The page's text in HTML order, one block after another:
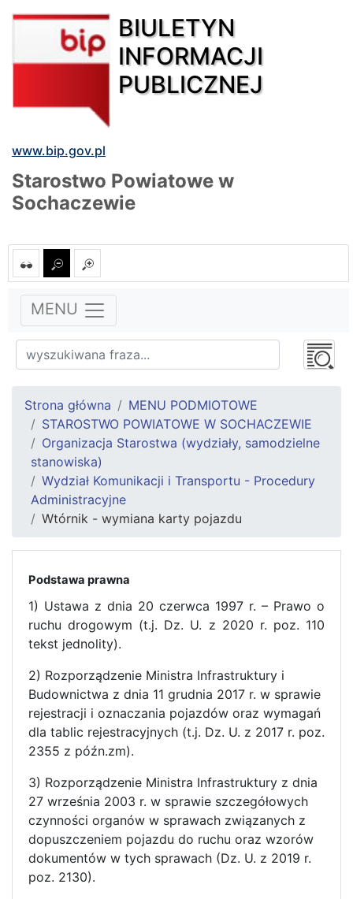
BIULETYN
INFORMACJI
PUBLICZNEJ
www.bip.gov.pl
Starostwo Powiatowe w
Sochaczewie
MENU
Strona główna
MENU PODMIOTOWE
STAROSTWO POWIATOWE W SOCHACZEWIE
Organizacja Starostwa (wydziały, samodzielne
stanowiska)
Wydział Komunikacji i Transportu - Procedury
Administracyjne
Wtórnik - wymiana karty pojazdu
Podstawa prawna
1) Ustawa z dnia 20 czerwca 1997 r. – Prawo o
ruchu drogowym (t.j. Dz. U. z 2020 r. poz. 110
tekst jednolity).
2) Rozporządzenie Ministra Infrastruktury i
Budownictwa z dnia 11 grudnia 2017 r. w sprawie
rejestracji i oznaczania pojazdów oraz wymagań
dla tablic rejestracyjnych (t.j. Dz. U. z 2017 r. poz.
2355 z późn.zm).
3) Rozporządzenie Ministra Infrastruktury z dnia
27 września 2003 r. w sprawie szczegółowych
czynności organów w sprawach związanych z
dopuszczeniem pojazdu do ruchu oraz wzorów
dokumentów w tych sprawach (Dz. U. z 2019 r.
poz. 2130).